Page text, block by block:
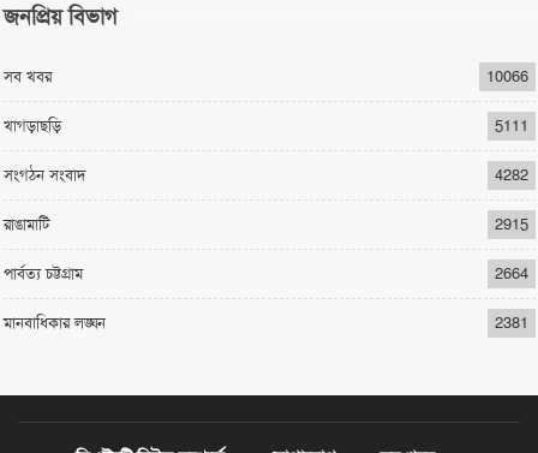
জনপ্রিয় বিভাগ
সব খবর 10066
খাগড়াছড়ি 5111
সংগঠন সংবাদ 4282
রাঙামাটি 2915
পার্বত্য চট্টগ্রাম 2664
মানবাধিকার লঙ্ঘন 2381